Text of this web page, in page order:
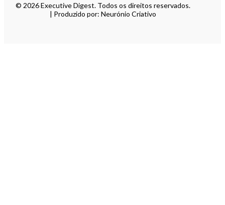
© 2026 Executive Digest. Todos os direitos reservados.
| Produzido por: Neurónio Criativo